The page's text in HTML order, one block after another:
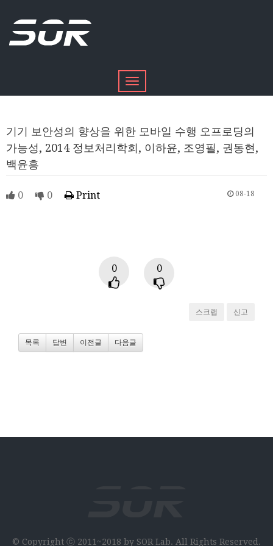
Toggle
navigation
기기 보안성의 향상을 위한 모바일 수행 오프로딩의
가능성, 2014 정보처리학회, 이하윤, 조영필, 권동현,
백윤흥
0 0 Print 08-18
0 0
스크랩 신고
목록 답변 이전글 다음글
© Copyright ⓒ 2011~2018 by SOR Lab. All Rights Reserved.